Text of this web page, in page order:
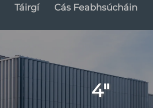
Táirgí Cás Feabhsúcháin
4"